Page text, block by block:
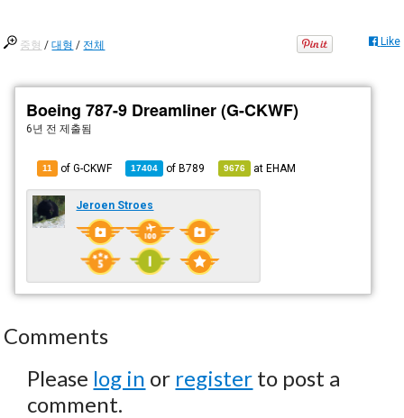
중형 /대형 / 전체 Like
Boeing 787-9 Dreamliner (G-CKWF)
6년 전 제출됨
11 of G-CKWF 17404 ofB789 9676 atEHAM
Jeroen Stroes
Comments
Please log in or register to post a
comment.